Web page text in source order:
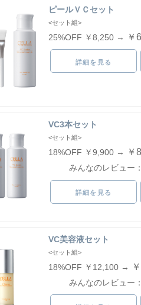
ピールＶＣセット
<セット組>
25%OFF ￥8,250 → ￥
詳細を見る
VC3本セット
<セット組>
18%OFF ￥9,900 → ￥
みんなのレビュー：
詳細を見る
VC美容液セット
<セット組>
18%OFF ￥12,100 →
みんなのレビュー：